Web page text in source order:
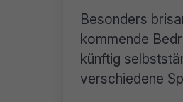
Besonders
kommende
künftig
verschiedene